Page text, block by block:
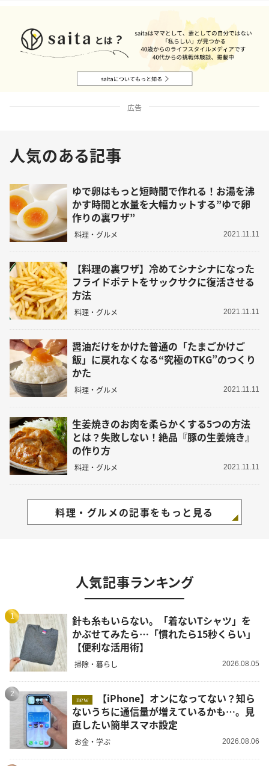
広告
人気のある記事
ゆで卵はもっと短時間で作れる！お湯を沸
かす時間と水量を大幅カットする”ゆで卵
作りの裏ワザ”
料理・グルメ 2021.11.11
【料理の裏ワザ】冷めてシナシナになった
フライドポテトをサックサクに復活させる
方法
料理・グルメ 2021.11.11
醤油だけをかけた普通の「たまごかけご
飯」に戻れなくなる“究極のTKG”のつくり
かた
料理・グルメ 2021.11.11
生姜焼きのお肉を柔らかくする5つの方法
とは？失敗しない！絶品『豚の生姜焼き』
の作り方
料理・グルメ 2021.11.11
料理・グルメの記事をもっと見る
人気記事ランキング
1
針も糸もいらない。「着ないTシャツ」を
かぶせてみたら…「慣れたら15秒くらい」
【便利な活用術】
掃除・暮らし 2026.08.05
2
new
ないうちに通信量が増えているかも…。見
直したい簡単スマホ設定
お金・学ぶ 2026.08.06